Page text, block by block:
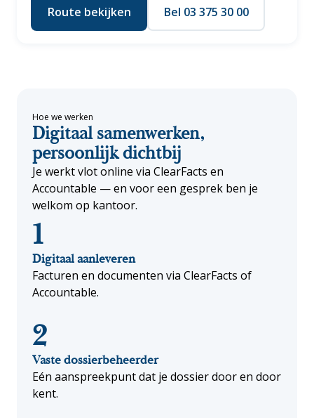
Route bekijken Bel 03 375 30 00
Hoe we werken
Digitaal samenwerken,
persoonlijk dichtbij
Je werkt vlot online via ClearFacts en
Accountable — en voor een gesprek ben je
welkom op kantoor.
1
Digitaal aanleveren
Facturen en documenten via ClearFacts of
Accountable.
2
Vaste dossierbeheerder
Eén aanspreekpunt dat je dossier door en door
kent.